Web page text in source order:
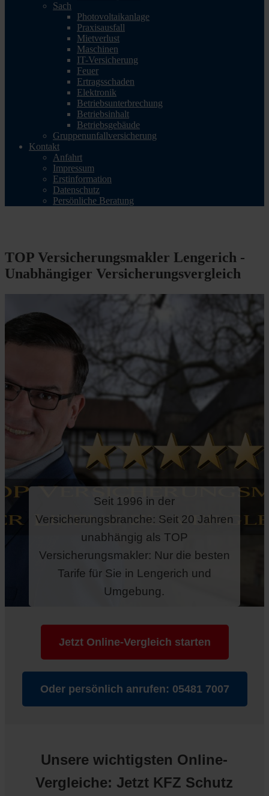
Sach
Photovoltaikanlage
Praxisausfall
Mietverlust
Maschinen
IT-Versicherung
Feuer
Ertragsschaden
Elektronik
Betriebsunterbrechung
Betriebsinhalt
Betriebsgebäude
Gruppenunfallversicherung
Kontakt
Anfahrt
Impressum
Erstinformation
Datenschutz
Persönliche Beratung
TOP Versicherungsmakler Lengerich -
Unabhängiger Versicherungsvergleich
Seit 1996 in der
Versicherungsbranche: Seit 20 Jahren
unabhängig als TOP
Versicherungsmakler: Nur die besten
Tarife für Sie in Lengerich und
Umgebung.
Jetzt Online-Vergleich starten
Oder persönlich anrufen: 05481 7007
Unsere wichtigsten Online-
Vergleiche: Jetzt KFZ Schutz